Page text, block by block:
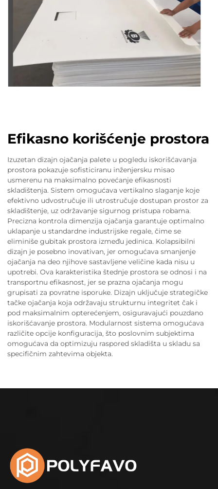
Efikasno korišćenje prostora
Izuzetan dizajn ojačanja palete u pogledu iskorišćavanja
prostora pokazuje sofisticiranu inženjersku misao
usmerenu na maksimalno povećanje efikasnosti
skladištenja. Sistem omogućava vertikalno slaganje koje
efektivno udvostručuje ili utrostručuje dostupan prostor za
skladištenje, uz održavanje sigurnog pristupa robama.
Precizna kontrola dimenzija ojačanja garantuje optimalno
uklapanje u standardne industrijske regale, čime se
eliminiše gubitak prostora između jedinica. Kolapsibilni
dizajn je posebno inovativan, jer omogućava smanjenje
ojačanja na deo njihove sastavljene veličine kada nisu u
upotrebi. Ova karakteristika štednje prostora se odnosi i na
transportnu efikasnost, jer se prazna ojačanja mogu
grupisati za povratne isporuke. Dizajn uključuje strategičke
tačke ojačanja koja održavaju strukturnu integritet čak i
pod maksimalnim opterećenjem, osiguravajući pouzdano
iskorišćavanje prostora. Modularnost sistema omogućava
različite opcije konfiguracija, što poslovnim subjektima
omogućava da optimizuju raspored skladišta u skladu sa
specifičnim zahtevima objekta.